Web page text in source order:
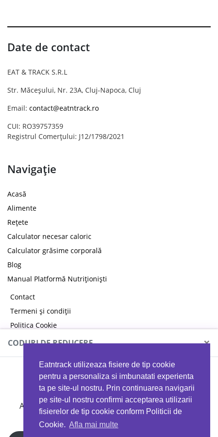
Eatntrack utilizeaza fisiere de tip cookie
pentru a personaliza si imbunatati experienta
ta pe site-ul nostru. Prin continuarea navigarii
pe site-ul nostru confirmi acceptarea utilizarii
fisierelor de tip cookie conform Politicii de
Cookie. Afla mai multe
Date de contact
EAT & TRACK S.R.L
Str. Măceșului, Nr. 23A, Cluj-Napoca, Cluj
Email: contact@eatntrack.ro
CUI: RO39757359
Registrul Comerțului: J12/1798/2021
Navigație
Acasă
Alimente
Rețete
Calculator necesar caloric
Calculator grăsime corporală
Blog
Manual Platformă Nutriționiști
Contact
Termeni și condiții
Politica Cookie
Politica de confidențialitate
CODURI DE REDUCERE ×
MYPROTEIN
Ai 40%reducere la orice comandă folosind codul
EATTRACK